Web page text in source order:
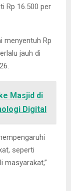
Rp 16.500 per
menyentuh Rp
jauh di
Masjid di
Digital
seperti
masyarakat,”